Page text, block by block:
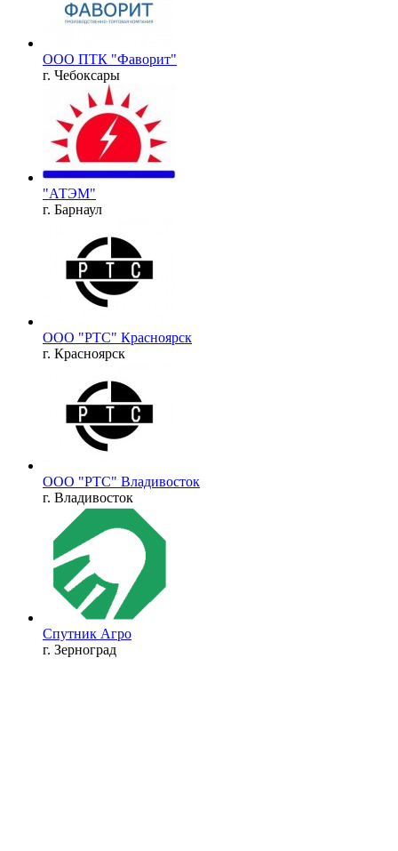
ООО ПТК "Фаворит"
г. Чебоксары
"АТЭМ"
г. Барнаул
ООО "РТС" Красноярск
г. Красноярск
ООО "РТС" Владивосток
г. Владивосток
Спутник Агро
г. Зерноград